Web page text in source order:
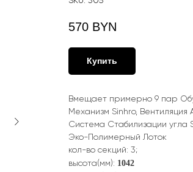
570 BYN
Купить
Вмещает примерно 9 пар
Механизм Sinhro, Вентиляция
Система Стабилизации угла
Эко-Полимерный Лоток
кол-во секций: 3;
высота(мм): 1042